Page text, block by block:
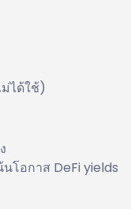
ได้ใช้)
โอกาส DeFi yields